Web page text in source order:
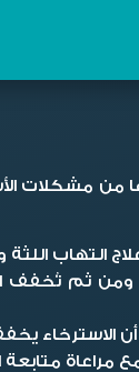
من مشكلات
التهاب اللثة
ثم تُخفف
مراعاة